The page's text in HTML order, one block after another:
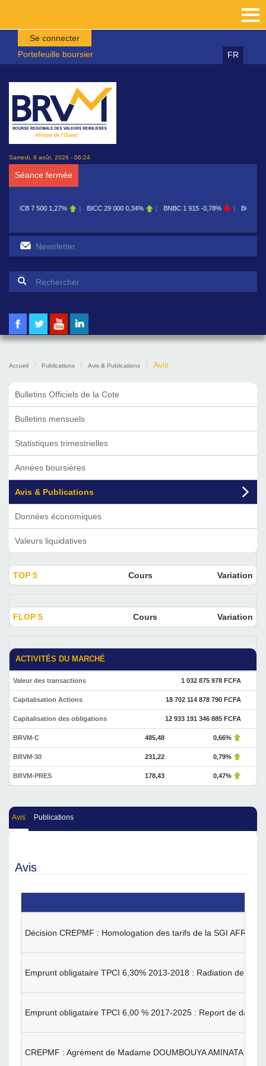
Aller au contenu principal
Se connecter
Portefeuille boursier
FR
Samedi, 8 août, 2026 - 06:24
Séance fermée
BICC 29 000 0,34% BNBC 1 915 -0,78% BOAB 8 700 0,11%
Formulaire de recherche
Accueil Publications Avis & Publications Avis
Bulletins Officiels de la Cote
Bulletins mensuels
Statistiques trimestrielles
Années boursières
Avis & Publications
Données économiques
Valeurs liquidatives
TOP 5 Cours Variation
FLOP 5 Cours Variation
ACTIVITÉS DU MARCHÉ
Valeur des transactions 1 032 875 978 FCFA
Capitalisation Actions 18 702 114 878 790 FCFA
Capitalisation des obligations 12 933 191 346 885 FCFA
BRVM-C 485,48 0,66%
BRVM-30 231,22 0,79%
BRVM-PRES 178,43 0,47%
Avis Publications
Avis
Décision CREPMF : Homologation des tarifs de la SGI
Emprunt obligataire TPCI 6,30% 2013-2018 : Radiation de la
Emprunt obligataire TPCI 6,00 % 2017-2025 : Report de date
CREPMF : Agrément de Madame DOUMBOUYA AMINATA en